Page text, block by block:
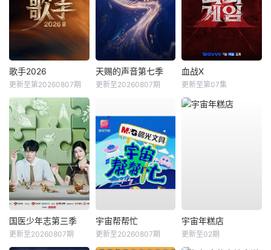
歌手2026
更新至第20260807期
天赐的声音第七季
更新至20260807期
血战X
更新至第07集
国医少年志第三季
更新至20260807期
宇宙帮帮忙
更新至20260807期
宇宙年糕店
更新至02期